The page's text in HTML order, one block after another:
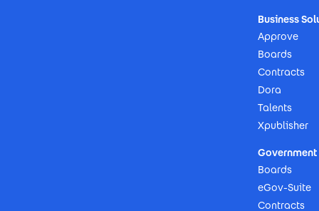
Business
Approve
Boards
Contracts
Dora
Talents
Xpublisher
Boards
eGov-Suite
Contracts